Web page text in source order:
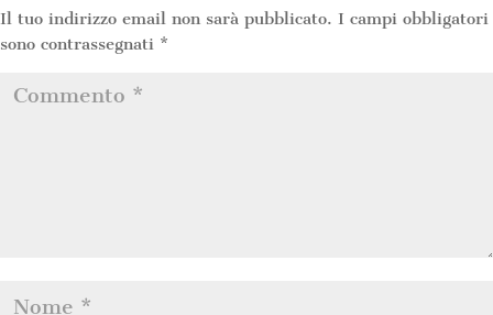
Il tuo indirizzo email non sarà pubblicato. I campi obbligatori
sono contrassegnati *